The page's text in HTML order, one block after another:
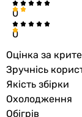
зовнішнього
блоку
Висота
зовнішнього
блоку
Глибина
0
0
Оцінка за
Зручнісь
Якість збірки
Охолодження
Обігрів